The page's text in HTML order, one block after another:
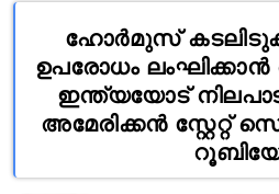
ഹോർമുസ്
ഉപരോധം
ഇന്ത്യയോട്
അമേരിക്കൻ സ്റ്റേറ്റ്